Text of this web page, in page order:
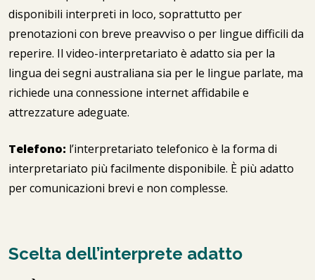
disponibili interpreti in loco, soprattutto per
prenotazioni con breve preavviso o per lingue difficili da
reperire. Il video-interpretariato è adatto sia per la
lingua dei segni australiana sia per le lingue parlate, ma
richiede una connessione internet affidabile e
attrezzature adeguate.
Telefono: l’interpretariato telefonico è la forma di
interpretariato più facilmente disponibile. È più adatto
per comunicazioni brevi e non complesse.
Scelta dell’interprete adatto